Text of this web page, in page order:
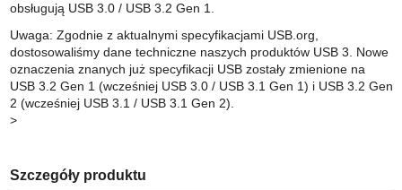
obsługują USB 3.0 / USB 3.2 Gen 1.
Uwaga: Zgodnie z aktualnymi specyfikacjami USB.org,
dostosowaliśmy dane techniczne naszych produktów USB 3. Nowe
oznaczenia znanych już specyfikacji USB zostały zmienione na
USB 3.2 Gen 1 (wcześniej USB 3.0 / USB 3.1 Gen 1) i USB 3.2 Gen
2 (wcześniej USB 3.1 / USB 3.1 Gen 2).
>
Szczegóły produktu